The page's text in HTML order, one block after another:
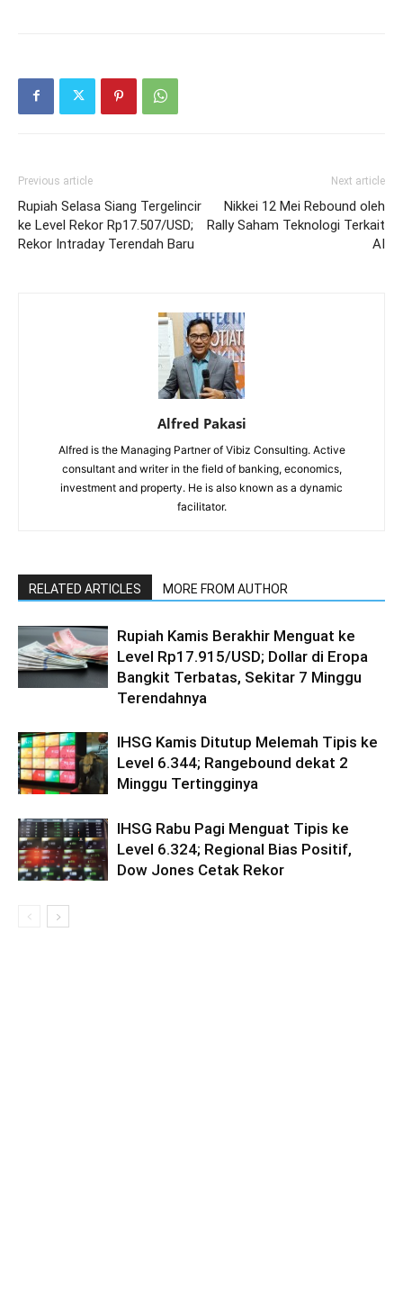
Previous article
Rupiah Selasa Siang Tergelincir
ke Level Rekor Rp17.507/USD;
Rekor Intraday Terendah Baru
Next article
Nikkei 12 Mei Rebound oleh
Rally Saham Teknologi Terkait
AI
Alfred Pakasi
Alfred is the Managing Partner of Vibiz Consulting. Active
consultant and writer in the field of banking, economics,
investment and property. He is also known as a dynamic
facilitator.
RELATED ARTICLES MORE FROM AUTHOR
Rupiah Kamis Berakhir Menguat ke
Level Rp17.915/USD; Dollar di Eropa
Bangkit Terbatas, Sekitar 7 Minggu
Terendahnya
IHSG Kamis Ditutup Melemah Tipis ke
Level 6.344; Rangebound dekat 2
Minggu Tertingginya
IHSG Rabu Pagi Menguat Tipis ke
Level 6.324; Regional Bias Positif,
Dow Jones Cetak Rekor